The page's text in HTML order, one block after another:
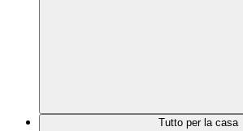
Tutto per la casa